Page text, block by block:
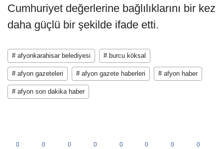
Cumhuriyet değerlerine bağlılıklarını bir kez
daha güçlü bir şekilde ifade etti.
# afyonkarahisar belediyesi # burcu köksal
# afyon gazeteleri # afyon gazete haberleri # afyon haber
# afyon son dakika haber